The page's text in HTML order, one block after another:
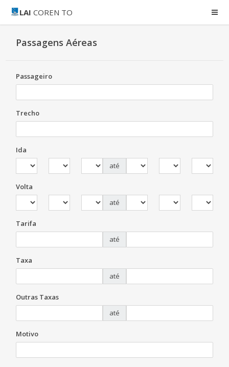
LAI COREN TO
Passagens Aéreas
Passageiro
Trecho
Ida
até
Volta
até
Tarifa
até
Taxa
até
Outras Taxas
até
Motivo